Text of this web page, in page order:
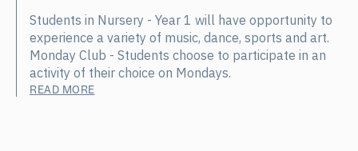
Students in Nursery - Year 1 will have opportunity to
experience a variety of music, dance, sports and art.
Monday Club - Students choose to participate in an
activity of their choice on Mondays.
READ MORE